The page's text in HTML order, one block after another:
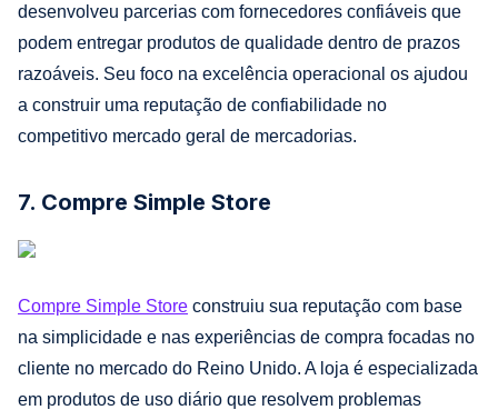
desenvolveu parcerias com fornecedores confiáveis que
podem entregar produtos de qualidade dentro de prazos
razoáveis. Seu foco na excelência operacional os ajudou
a construir uma reputação de confiabilidade no
competitivo mercado geral de mercadorias.
7. Compre Simple Store
Compre Simple Store construiu sua reputação com base
na simplicidade e nas experiências de compra focadas no
cliente no mercado do Reino Unido. A loja é especializada
em produtos de uso diário que resolvem problemas